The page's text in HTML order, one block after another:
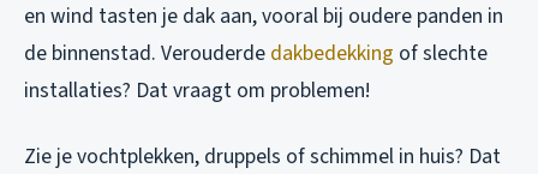
en wind tasten je dak aan, vooral bij oudere panden in
de binnenstad. Verouderde dakbedekking of slechte
installaties? Dat vraagt om problemen!
Zie je vochtplekken, druppels of schimmel in huis? Dat